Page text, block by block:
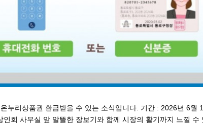
누리상품권 환급받을 수 있는 소식입니다. 기간 : 2026년 6월
회 사무실 앞 알뜰한 장보기와 함께 시장의 활기까지 느낄 수